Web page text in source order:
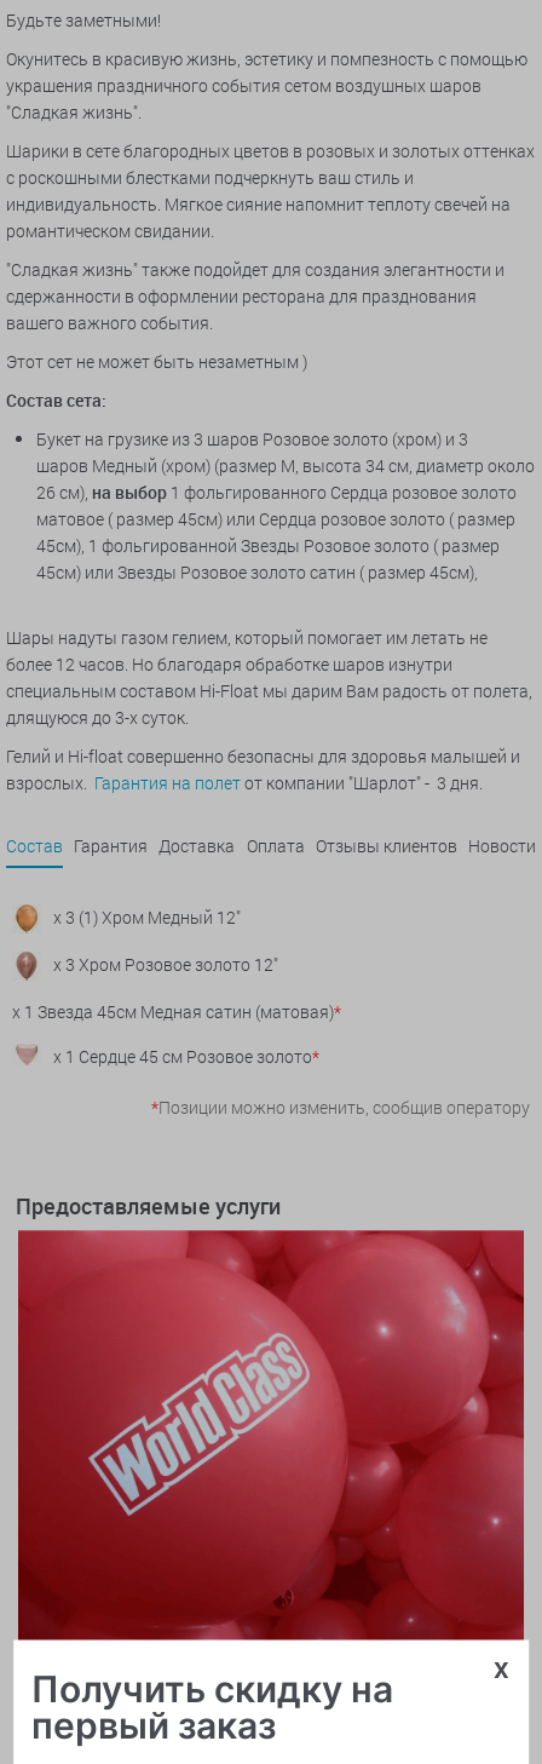
Будьте заметными!
Окунитесь в красивую жизнь, эстетику и помпезность с помощью
украшения праздничного события сетом воздушных шаров
"Сладкая жизнь".
Шарики в сете благородных цветов в розовых и золотых оттенках
с роскошными блестками подчеркнуть ваш стиль и
индивидуальность. Мягкое сияние напомнит теплоту свечей на
романтическом свидании.
"Сладкая жизнь" также подойдет для создания элегантности и
сдержанности в оформлении ресторана для празднования
вашего важного события.
Этот сет не может быть незаметным )
Состав сета:
Букет на грузике из 3 шаров Розовое золото (хром) и 3
шаров Медный (хром) (размер М, высота 34 см, диаметр около
26 см), на выбор 1 фольгированного Сердца розовое золото
матовое ( размер 45см) или Сердца розовое золото ( размер
45см), 1 фольгированной Звезды Розовое золото ( размер
45см) или Звезды Розовое золото сатин ( размер 45см),
Шары надуты газом гелием, который помогает им летать не
более 12 часов. Но благодаря обработке шаров изнутри
специальным составом Hi-Float мы дарим Вам радость от полета,
длящуюся до 3-х суток.
Гелий и Hi-float совершенно безопасны для здоровья малышей и
взрослых. Гарантия на полетот компании "Шарлот" - 3 дня.
Состав Гарантия Доставка Оплата Отзывы клиентов Новости
x 3 (1) Хром Медный 12"
x 3 Хром Розовое золото 12"
x 1 Звезда 45см Медная сатин (матовая)*
x 1 Сердце 45 см Розовое золото*
*Позиции можно изменить, сообщив оператору
Предоставляемые услуги
Печать логотипа
x
Получить скидку на
первый заказ